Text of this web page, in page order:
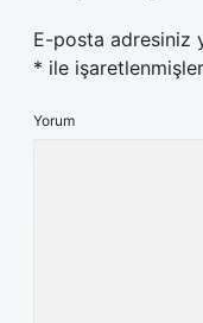
E-posta adresiniz
* ile
Yorum